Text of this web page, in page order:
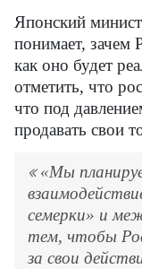
Японский
понимает, зачем
как оно будет
отметить, что
что под
продавать свои
«Мы
семерки» и
тем, чтобы
за свои